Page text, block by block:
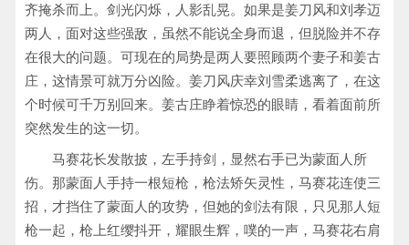
齐掩杀而上。剑光闪烁，人影乱晃。如果是姜刀风和刘孝迈
两人，面对这些强敌，虽然不能说全身而退，但脱险并不存
在很大的问题。可现在的局势是两人要照顾两个妻子和姜古
庄，这情景可就万分凶险。姜刀风庆幸刘雪柔逃离了，在这
个时候可千万别回来。姜古庄睁着惊恐的眼睛，看着面前所
突然发生的这一切。
马赛花长发散披，左手持剑，显然右手已为蒙面人所
伤。那蒙面人手持一根短枪，枪法矫矢灵性，马赛花连使三
招，才挡住了蒙面人的攻势，但她的剑法有限，只见那人短
枪一起，枪上红缨抖开，耀眼生辉，噗的一声，马赛花右肩